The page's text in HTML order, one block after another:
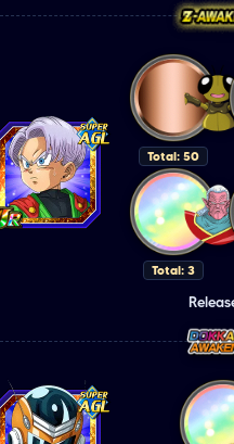
Total: 50
Total: 3